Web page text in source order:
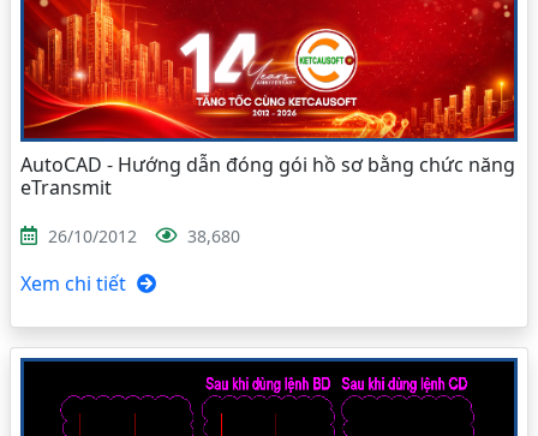
AutoCAD - Hướng dẫn đóng gói hồ sơ bằng chức năng
eTransmit
26/10/2012 38,680
Xem chi tiết